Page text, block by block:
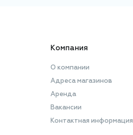
Компания
О компании
Адреса магазинов
Аренда
Вакансии
Контактная информация